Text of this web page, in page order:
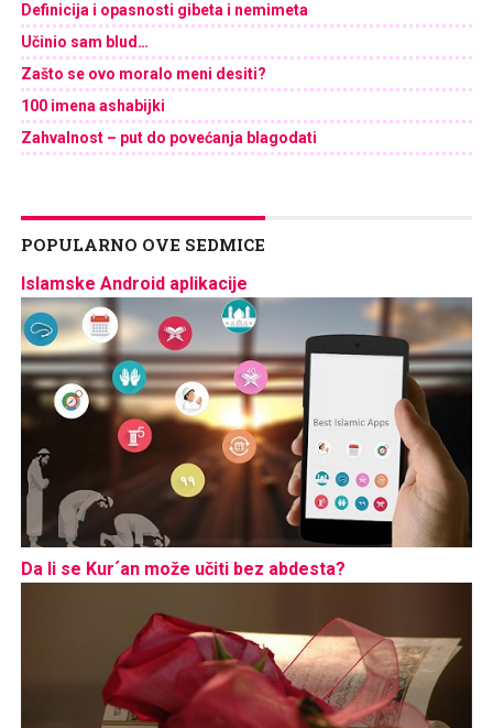
Definicija i opasnosti gibeta i nemimeta
Učinio sam blud…
Zašto se ovo moralo meni desiti?
100 imena ashabijki
Zahvalnost – put do povećanja blagodati
POPULARNO OVE SEDMICE
Islamske Android aplikacije
Da li se Kur´an može učiti bez abdesta?